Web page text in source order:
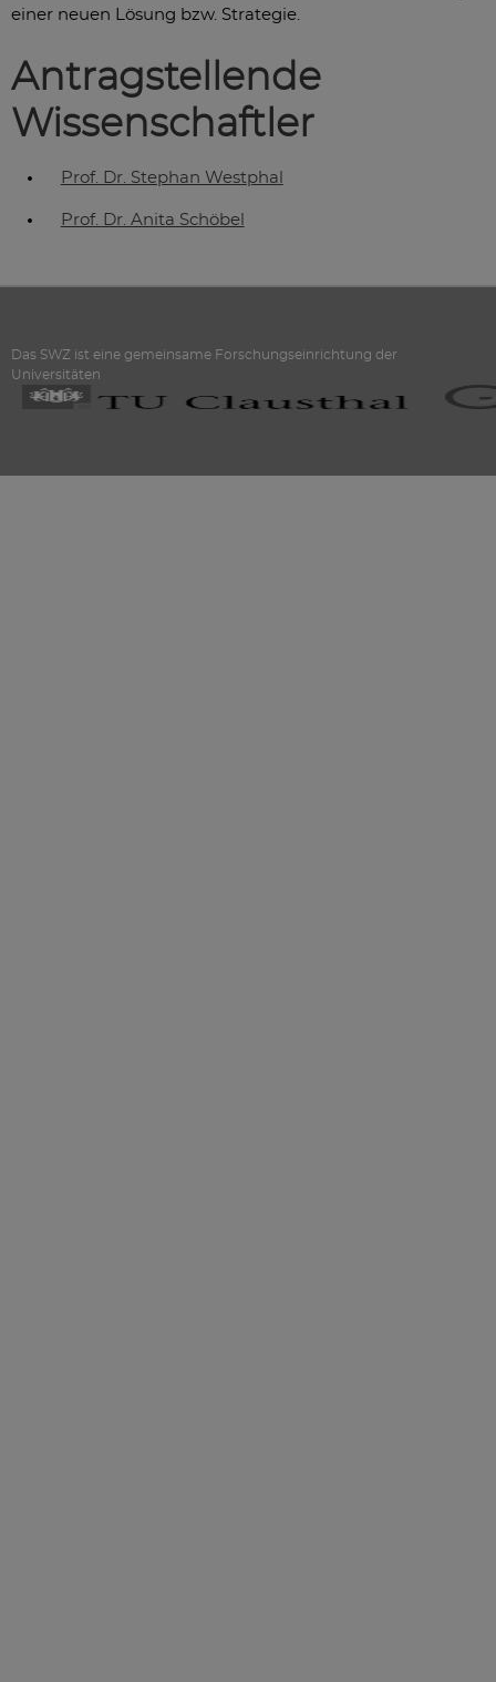
einer neuen Lösung bzw. Strategie.
Antragstellende
Wissenschaftler
Prof. Dr. Stephan Westphal
Prof. Dr. Anita Schöbel
Das SWZ ist eine gemeinsame Forschungseinrichtung der
Universitäten